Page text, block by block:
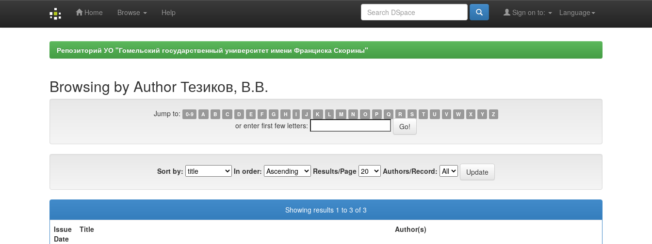
Home Browse Help Language
Sign on to:
Репозиторий УО "Гомельский государственный университет имени Франциска Скорины"
Browsing by Author Тезиков, В.В.
Jump to: 0-9 A B C D E F G H I J K L M N O P Q R S T U V W X Y Z
or enter first few letters:
Sort by: In order: Results/Page Authors/Record:
Showing results 1 to 3 of 3
Issue
Date
Title Author(s)